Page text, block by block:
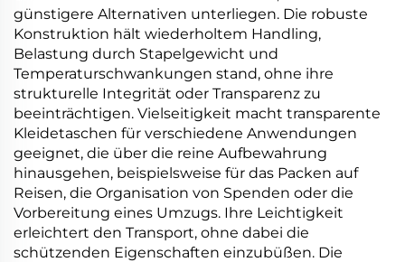
günstigere Alternativen unterliegen. Die robuste
Konstruktion hält wiederholtem Handling,
Belastung durch Stapelgewicht und
Temperaturschwankungen stand, ohne ihre
strukturelle Integrität oder Transparenz zu
beeinträchtigen. Vielseitigkeit macht transparente
Kleidetaschen für verschiedene Anwendungen
geeignet, die über die reine Aufbewahrung
hinausgehen, beispielsweise für das Packen auf
Reisen, die Organisation von Spenden oder die
Vorbereitung eines Umzugs. Ihre Leichtigkeit
erleichtert den Transport, ohne dabei die
schützenden Eigenschaften einzubüßen. Die